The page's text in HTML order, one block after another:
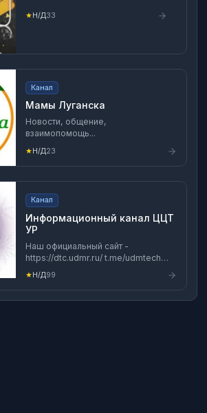
★Н/Д33
Канал
Мамы Луганска
Новости, общение,
взаимопомощь...
★Н/Д23
Канал
Информационный канал ЦЦТ
УР
Наш официальный сайт -
https://dtc.udmr.ru/ t.me/udmtech
Сообщество в Telegram -
https://t.me/udmtech Группа ВК -
https://vk.com/udmtech ☎️ Тех.
поддержка: (3412) 573-663 📥
★Н/Д99